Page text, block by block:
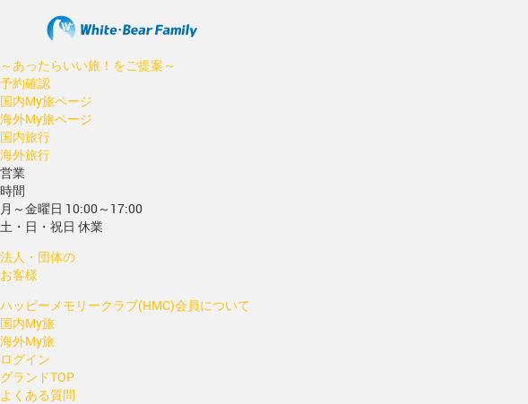
～あったらいい旅！をご提案～
予約確認
国内My旅ページ
海外My旅ページ
国内旅行
海外旅行
営業
時間
月～金曜日 10:00～17:00
土・日・祝日 休業
法人・団体の
お客様
ハッピーメモリークラブ(HMC)会員について
国内My旅
海外My旅
ログイン
グランドTOP
よくある質問